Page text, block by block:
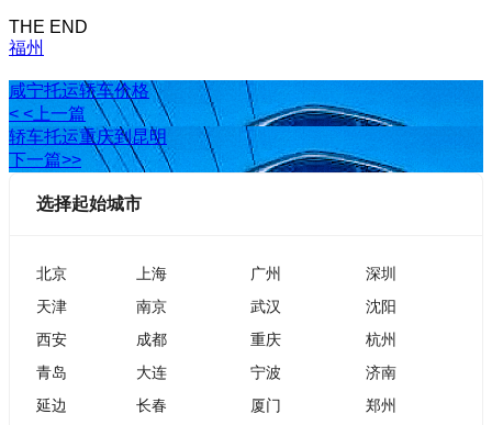
THE END
福州
咸宁托运轿车价格
< <上一篇
轿车托运重庆到昆明
下一篇>>
选择起始城市
北京 上海 广州
深圳
天津
南京 武汉
沈阳
西安
成都 重庆
杭州
青岛
大连 宁波
济南
延边
长春 厦门
郑州